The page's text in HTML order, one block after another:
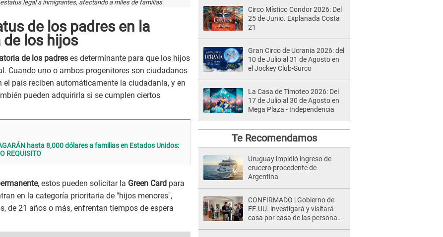
legal a inmigrantes, afectando a miles de familias.
de los padres en la
los hijos
de los padres es determinante para que los hijos
Cuando uno o ambos progenitores son ciudadanos
país reciben automáticamente la ciudadanía, y en
pueden adquirirla si se cumplen ciertos
hasta 8,000 dólares a familias en Estados Unidos:
REQUISITO
, estos pueden solicitar la Green Card para
en la categoría prioritaria de "hijos menores",
de 21 años o más, enfrentan tiempos de espera
Circo Místico Condor 2026: Del
25 de Junio. Explanada Costa
21
Gran Circo de Ucrania 2026: del
10 de Julio al 31 de Agosto en
el Jockey Club-Surco
La Casa de Timoteo 2026: Del
17 de Julio al 30 de Agosto en
Mega Plaza - Independencia
Te Recomendamos
Uruguay impidió ingreso de
crucero procedente de
Argentina
CONFIRMADO | Gobierno de
EE.UU. investigará y visitará
casa por casa de las personas